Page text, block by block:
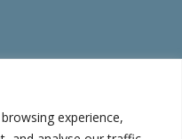
experience,